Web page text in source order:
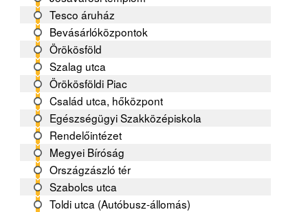
Tesco áruház
Bevásárlóközpontok
Örökösföld
Szalag utca
Örökösföldi Piac
Család utca, hőközpont
Egészségügyi Szakközépiskola
Rendelőintézet
Megyei Bíróság
Országzászló tér
Szabolcs utca
Toldi utca (Autóbusz-állomás)